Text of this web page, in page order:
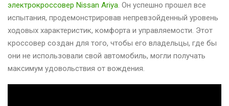
электрокроссовер Nissan Ariya. Он успешно прошел все
испытания, продемонстрировав непревзойденный уровень
ходовых характеристик, комфорта и управляемости. Этот
кроссовер создан для того, чтобы его владельцы, где бы
они не использовали свой автомобиль, могли получать
максимум удовольствия от вождения.